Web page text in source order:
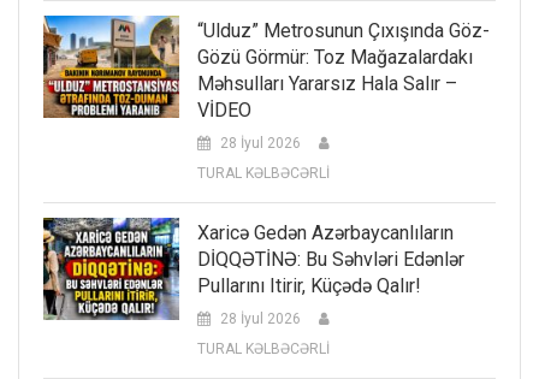
“Ulduz” Metrosunun Çıxışında Göz-
Gözü Görmür: Toz Mağazalardakı
Məhsulları Yararsız Hala Salır –
VİDEO
28 İyul 2026
TURAL KƏLBƏCƏRLİ
Xaricə Gedən Azərbaycanlıların
DİQQƏTİNƏ: Bu Səhvləri Edənlər
Pullarını Itirir, Küçədə Qalır!
28 İyul 2026
TURAL KƏLBƏCƏRLİ